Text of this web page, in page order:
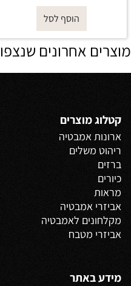
הוסף לסל
מוצרים אחרונים שנצפו
קטלוג מוצרים
ארונות אמבטיה
ריהוט משלים
ברזים
כיורים
מראות
אביזרי אמבטיה
מקלחונים לאמבטיה
אביזרי מטבח
מידע באתר